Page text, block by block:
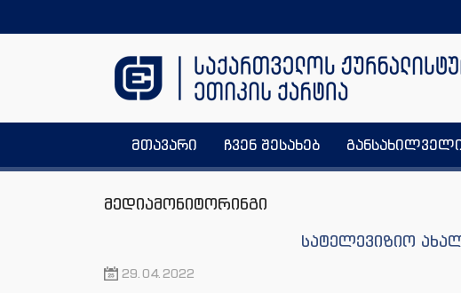
მთავარი ჩვენ შესახებ
მედიამონიტორინგი
სატელევიზიო
29.04.2022